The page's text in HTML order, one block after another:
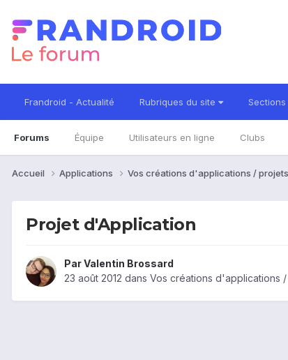
Frandroid - Actualité Rubriques du site
Forums Équipe Utilisateurs en ligne Clubs
Accueil Applications Vos créations d'applications / projets
Projet d'Application
ParValentin Brossard
23 août 2012 dans Vos créations d'applications